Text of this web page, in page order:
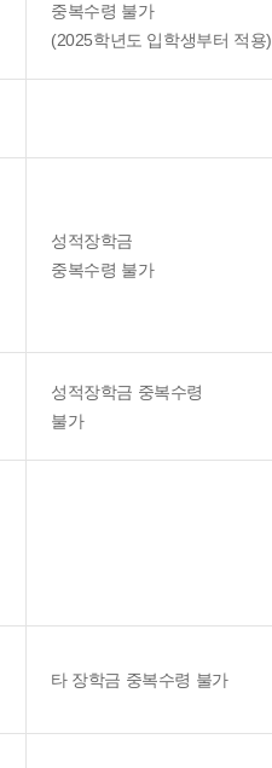
중복수령 불가
(2025학년도 입학생부터 적용)
성적장학금
중복수령 불가
성적장학금 중복수령
불가
타 장학금 중복수령 불가